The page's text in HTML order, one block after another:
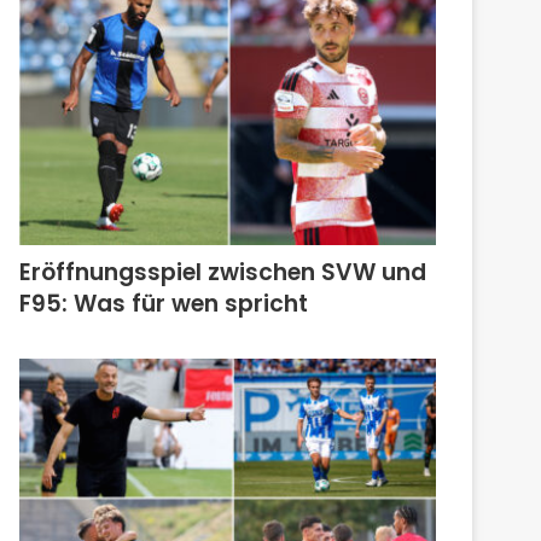
Eröffnungsspiel zwischen SVW und
F95: Was für wen spricht